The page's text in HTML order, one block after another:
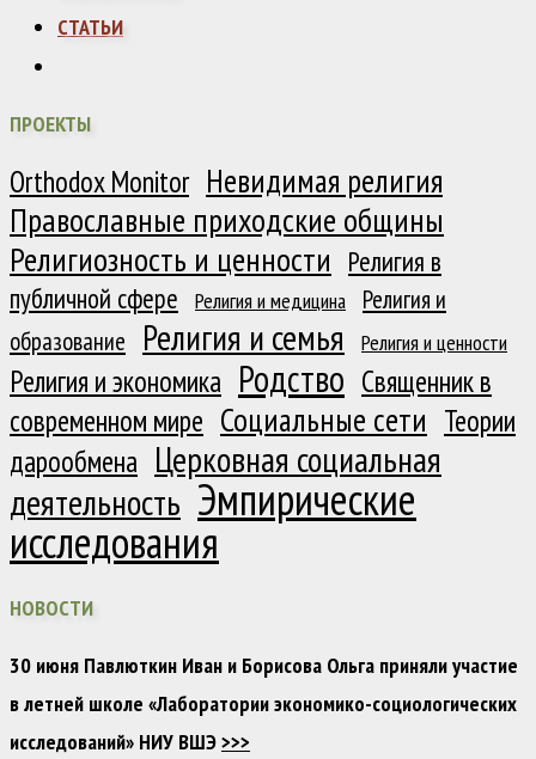
СТАТЬИ
ПРОЕКТЫ
Orthodox Monitor Невидимая религия
Православные приходские общины
Религиозность и ценности Религия в
публичной сфере
Религия и медицина
Религия и
образование
Религия и семья Религия и ценности
Религия и экономика Родство Священник в
современном мире Социальные сети Теории
дарообмена Церковная социальная
деятельность Эмпирические
исследования
НОВОСТИ
30 июня Павлюткин Иван и Борисова Ольга приняли участие
в летней школе «Лаборатории экономико-социологических
исследований» НИУ ВШЭ>>>